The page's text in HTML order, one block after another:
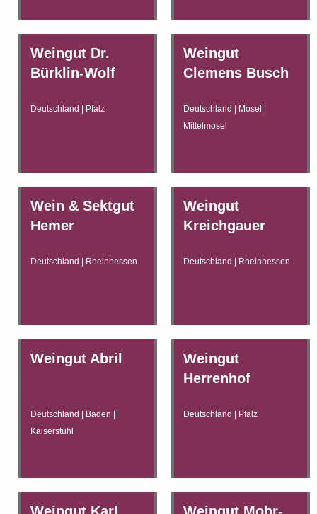
Weingut Dr.
Bürklin-Wolf
Deutschland | Pfalz
Weingut
Clemens Busch
Deutschland | Mosel |
Mittelmosel
Wein & Sektgut
Hemer
Deutschland | Rheinhessen
Weingut
Kreichgauer
Deutschland | Rheinhessen
Weingut Abril
Deutschland | Baden |
Kaiserstuhl
Weingut
Herrenhof
Deutschland | Pfalz